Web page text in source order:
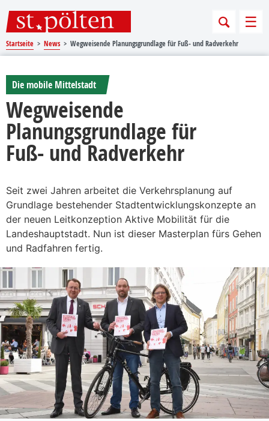
Startseite News Wegweisende Planungsgrundlage für Fuß- und Radverkehr
Die mobile Mittelstadt
Wegweisende
Planungsgrundlage für
Fuß- und Radverkehr
Seit zwei Jahren arbeitet die Verkehrsplanung auf
Grundlage bestehender Stadtentwicklungskonzepte an
der neuen Leitkonzeption Aktive Mobilität für die
Landeshauptstadt. Nun ist dieser Masterplan fürs Gehen
und Radfahren fertig.